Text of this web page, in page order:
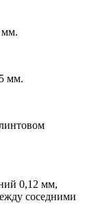
мм.
мм.
0,12 мм,
соседними